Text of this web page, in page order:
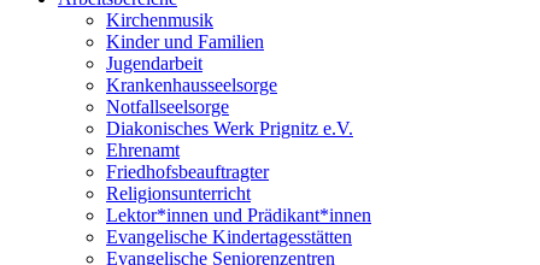
Kirchenmusik
Kinder und Familien
Jugendarbeit
Krankenhausseelsorge
Notfallseelsorge
Diakonisches Werk Prignitz e.V.
Ehrenamt
Friedhofsbeauftragter
Religionsunterricht
Lektor*innen und Prädikant*innen
Evangelische Kindertagesstätten
Evangelische Seniorenzentren